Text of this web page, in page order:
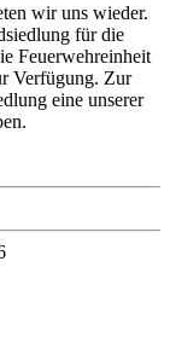
wir uns wieder.
für die
Feuerwehreinheit
Verfügung. Zur
eine unserer